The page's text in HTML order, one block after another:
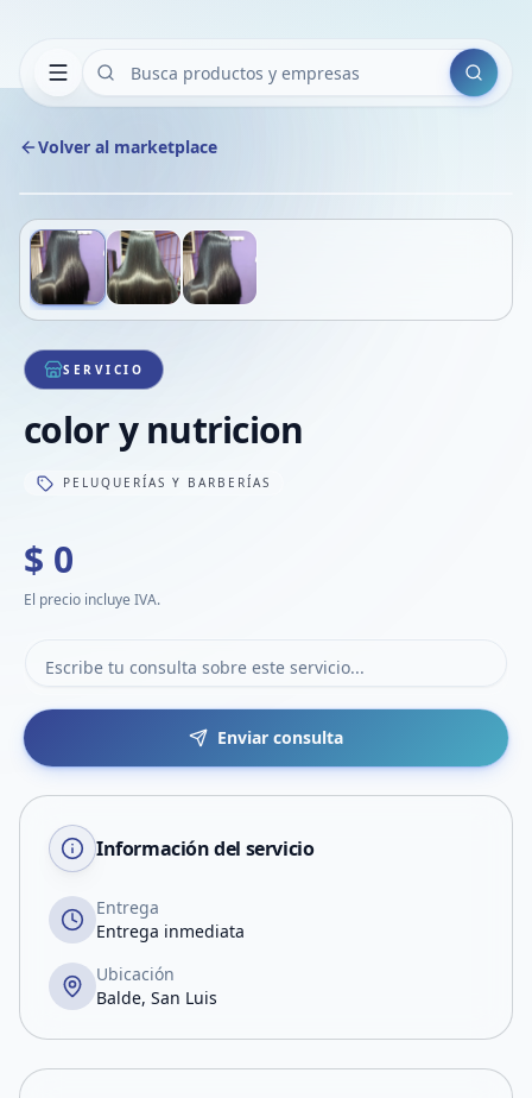
Buscar
Volver al marketplace
1/3
SERVICIO
color y nutricion
PELUQUERÍAS Y BARBERÍAS
$ 0
El precio incluye IVA.
Enviar consulta
Información del servicio
Entrega
Entrega inmediata
Ubicación
Balde, San Luis